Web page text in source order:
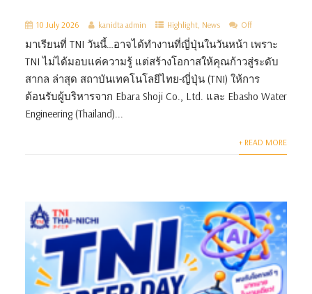
10 July 2026 kanidta admin Highlight, News Off
มาเรียนที่ TNI วันนี้…อาจได้ทำงานที่ญี่ปุ่นในวันหน้า เพราะ
TNI ไม่ได้มอบแค่ความรู้ แต่สร้างโอกาสให้คุณก้าวสู่ระดับ
สากล ล่าสุด สถาบันเทคโนโลยีไทย-ญี่ปุ่น (TNI) ให้การ
ต้อนรับผู้บริหารจาก Ebara Shoji Co., Ltd. และ Ebasho Water
Engineering (Thailand)...
+ READ MORE